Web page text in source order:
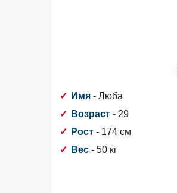
Имя - Люба
Возраст - 29
Рост - 174 см
Вес - 50 кг